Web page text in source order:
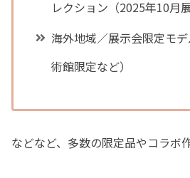
レクション（2025年10月
海外地域／展示会限定モ
術館限定など）
などなど、多数の限定品やコラボ